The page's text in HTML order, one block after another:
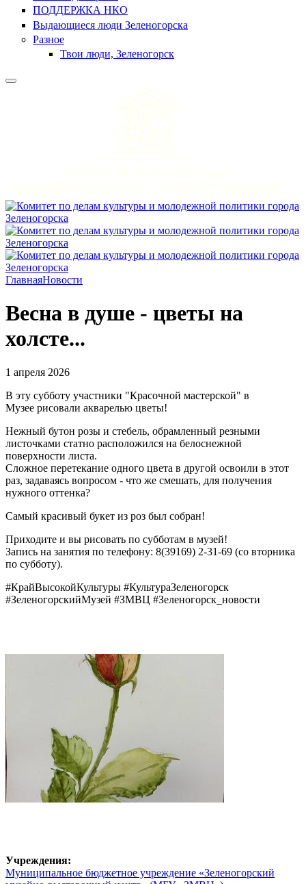
ПОДДЕРЖКА НКО
Выдающиеся люди Зеленогорска
Разное
Твои люди, Зеленогорск
ГлавнаяНовости
Весна в душе - цветы на
холсте...
1 апреля 2026
В эту субботу участники "Красочной мастерской" в
Музее рисовали акварелью цветы!
Нежный бутон розы и стебель, обрамленный резными
листочками статно расположился на белоснежной
поверхности листа.
Сложное перетекание одного цвета в другой освоили в этот
раз, задаваясь вопросом - что же смешать, для получения
нужного оттенка?
Самый красивый букет из роз был собран!
Приходите и вы рисовать по субботам в музей!
Запись на занятия по телефону: 8(39169) 2-31-69 (со вторника
по субботу).
#КрайВысокойКультуры #КультураЗеленогорск
#ЗеленогорскийМузей #ЗМВЦ #Зеленогорск_новости
Учреждения:
Муниципальное бюджетное учреждение «Зеленогорский